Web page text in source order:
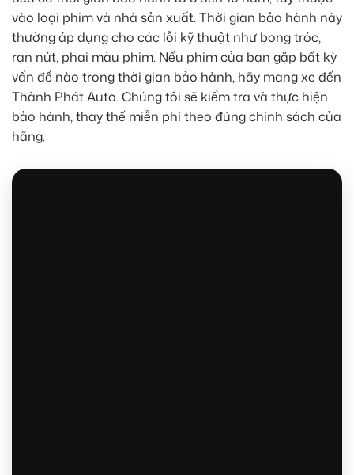
vào loại phim và nhà sản xuất. Thời gian bảo hành này
thường áp dụng cho các lỗi kỹ thuật như bong tróc,
rạn nứt, phai màu phim. Nếu phim của bạn gặp bất kỳ
vấn đề nào trong thời gian bảo hành, hãy mang xe đến
Thành Phát Auto. Chúng tôi sẽ kiểm tra và thực hiện
bảo hành, thay thế miễn phí theo đúng chính sách của
hãng.